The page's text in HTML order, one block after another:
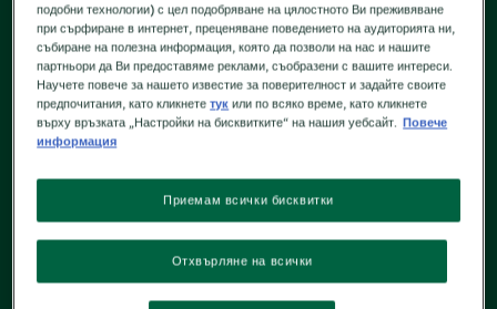
подобни технологии) с цел подобряване на цялостното Ви преживяване
при сърфиране в интернет, преценяване поведението на аудиторията ни,
събиране на полезна информация, която да позволи на нас и нашите
партньори да Ви предоставяме реклами, съобразени с вашите интереси.
Научете повече за нашето известие за поверителност и задайте своите
предпочитания, като кликнететук или по всяко време, като кликнете
върху връзката „Настройки на бисквитките“ на нашия уебсайт. Повече
информация
Отхвърляне на всички
Приемам всички бисквитки